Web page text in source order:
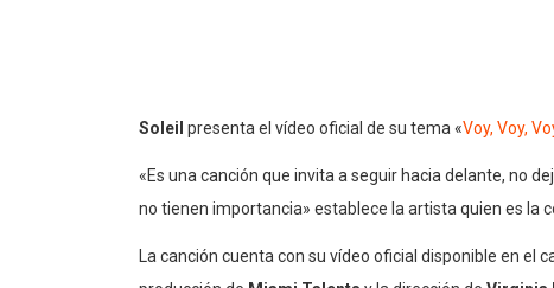
Soleil presenta el vídeo oficial de su tema «Voy, Voy,
«Es una canción que invita a seguir hacia delante, no
no tienen importancia» establece la artista quien es la
La canción cuenta con su vídeo oficial disponible en el